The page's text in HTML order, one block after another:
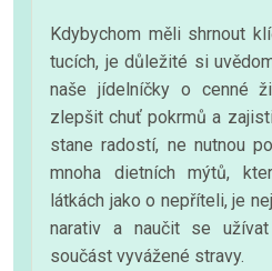
Kdybychom měli shrnout
tucích, je důležité si
naše jídelníčky o cenné
zlepšit chuť pokrmů a
stane radostí, ne nutnou
mnoha dietních mýtů,
látkách jako o nepříteli, je
narativ a naučit se
součást vyvážené stravy.